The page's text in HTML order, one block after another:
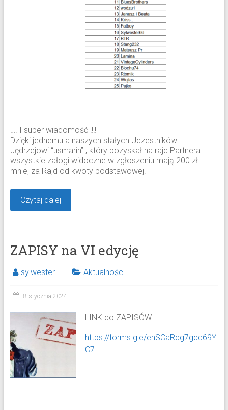
…. I super wiadomość !!!!
Dzięki jednemu a naszych stałych Uczestników –
Jędrzejowi “usmarin” , który pozyskał na rajd Partnera –
wszystkie załogi widoczne w zgłoszeniu mają 200 zł
mniej za Rajd od kwoty podstawowej.
Czytaj dalej
ZAPISY na VI edycję
sylwester Aktualności
8 stycznia 2024
LINK do ZAPISÓW:
https://forms.gle/enSCaRqg7gqq69Y
C7